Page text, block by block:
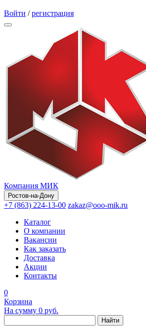
Войти /регистрация
Компания МИК
Ростов-на-Дону
+7 (863) 224-13-00 zakaz@ooo-mik.ru
Каталог
О компании
Вакансии
Как заказать
Доставка
Акции
Контакты
0
Корзина
На сумму 0 руб.
Найти